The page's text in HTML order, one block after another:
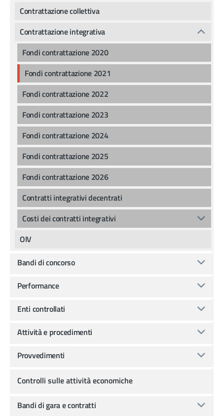
Contrattazione collettiva
Contrattazione integrativa
Fondi contrattazione 2020
Fondi contrattazione 2021
Fondi contrattazione 2022
Fondi contrattazione 2023
Fondi contrattazione 2024
Fondi contrattazione 2025
Fondi contrattazione 2026
Contratti integrativi decentrati
Costi dei contratti integrativi
OIV
Bandi di concorso
Performance
Enti controllati
Attività e procedimenti
Provvedimenti
Controlli sulle attività economiche
Bandi di gara e contratti